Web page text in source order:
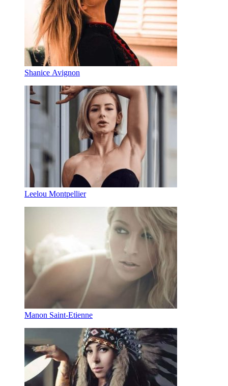
Shanice Avignon
Leelou Montpellier
Manon Saint-Etienne